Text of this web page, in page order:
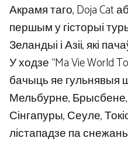
Акрамя таго, Doja Cat
першым у гісторыі
Зеландыі і Азіі, які
У ходзе “Ma Vie World
бачыць яе гульнявыя
Мельбурне, Брысбене,
Сінгапуры, Сеуле,
лістападзе па